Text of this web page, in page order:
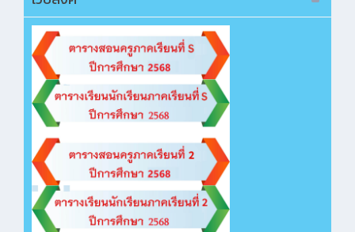
การสื่อสาร (วิธี e-bidding)
ซื้อวัสดุจัดนิทรรศการเทิดพระเกียรติฯ งานกิจกรรม
ซื้อหนังสือเรียนระดับ ปวช. ภาคเรียนที่ 2 ปีการ
คลิกเพื่อเปิดไฟล์ PDF
ซื้อหนังสือเรียนระดับ ปวช. ภาคเรียนที่ 2 ปีการ
ศึกษา 2568
คลิกเพื่อเปิดไฟล์ PDF